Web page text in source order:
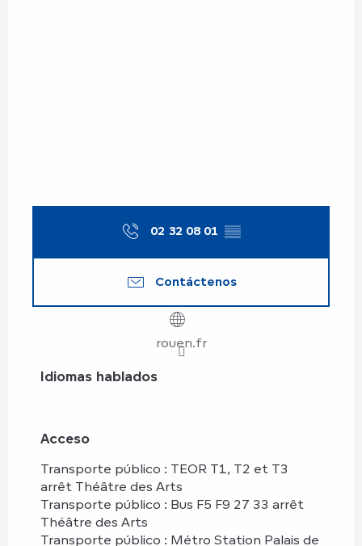
02 32 08 01 ▒▒
Contáctenos
rouen.fr
Idiomas hablados
Idiomas hablados
Acceso
Acceso
Transporte público : TEOR T1, T2 et T3
arrêt Théâtre des Arts
Transporte público : Bus F5 F9 27 33 arrêt
Théâtre des Arts
Transporte público : Métro Station Palais de